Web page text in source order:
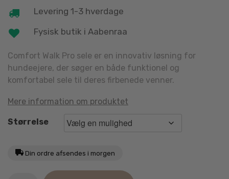
Levering 1-3 hverdage
Fysisk butik i Aabenraa
Comfort Walk Pro sele er en innovativ løsning for
hundeejere, der søger en både funktionel og
komfortabel sele til deres firbenede venner.
Mere information om produktet
Størrelse
Din ordre afsendes i morgen